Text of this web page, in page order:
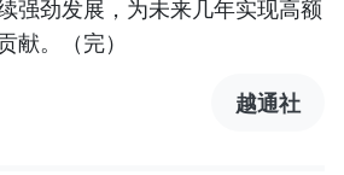
强劲发展，为未来几年实现高额
献。（完）
越通社